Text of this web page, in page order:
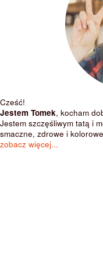
Cześć!
Jestem Tomek, kocham
Jestem szczęśliwym tatą i
smaczne, zdrowe i
zobacz więcej...